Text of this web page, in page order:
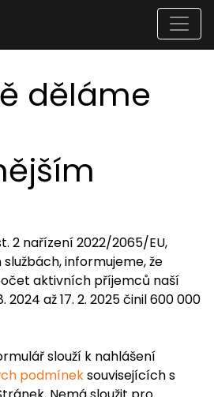
děláme
2 nařízení 2022/2065/EU,
informujeme, že
aktivních příjemců naší
2024 až 17. 2. 2025 činil 600 000
slouží k nahlášení
podmíneksouvisejících s